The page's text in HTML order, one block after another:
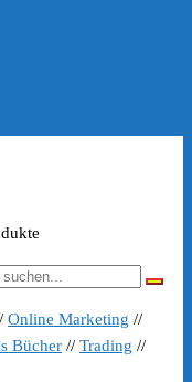
Online Marketing //
Bücher // Trading //